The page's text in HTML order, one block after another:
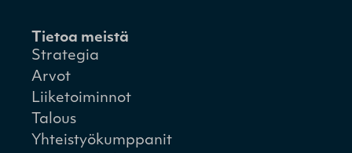
Tietoa meistä
Strategia
Arvot
Liiketoiminnot
Talous
Yhteistyökumppanit